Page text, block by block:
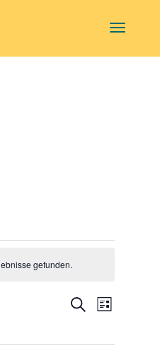
gefunden.
und
Suche
Liste